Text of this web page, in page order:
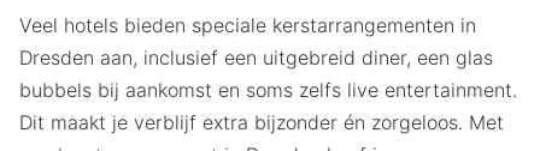
Veel hotels bieden speciale kerstarrangementen in
Dresden aan, inclusief een uitgebreid diner, een glas
bubbels bij aankomst en soms zelfs live entertainment.
Dit maakt je verblijf extra bijzonder én zorgeloos. Met